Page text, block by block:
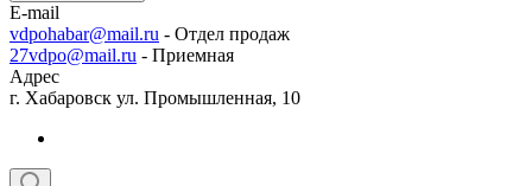
E-mail
vdpohabar@mail.ru - Отдел продаж
27vdpo@mail.ru - Приемная
Адрес
г. Хабаровск ул. Промышленная, 10